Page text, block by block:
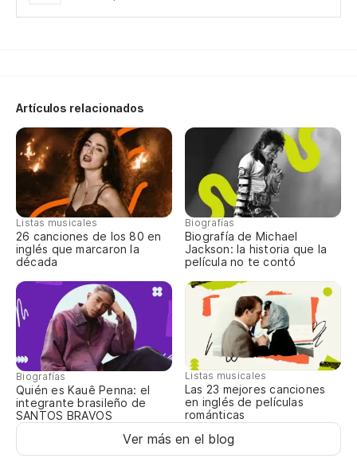
Artículos relacionados
Listas musicales
26 canciones de los 80 en
inglés que marcaron la
década
Biografías
Biografía de Michael
Jackson: la historia que la
película no te contó
Biografías
Quién es Kauê Penna: el
integrante brasileño de
SANTOS BRAVOS
Listas musicales
Las 23 mejores canciones
en inglés de películas
románticas
Ver más en el blog